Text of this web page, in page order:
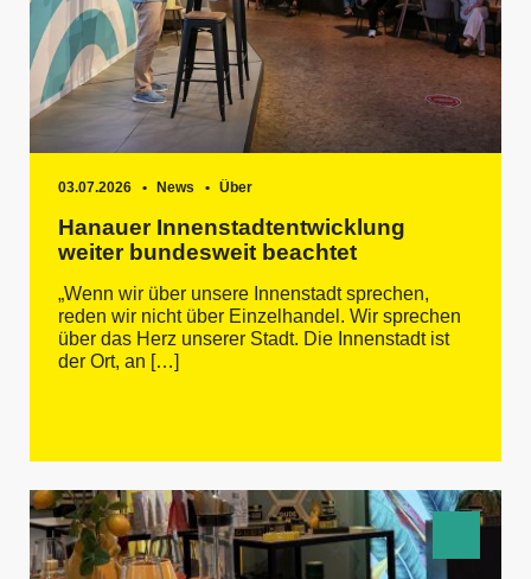
03.07.2026 News Über
Hanauer Innenstadtentwicklung
weiter bundesweit beachtet
„Wenn wir über unsere Innenstadt sprechen,
reden wir nicht über Einzelhandel. Wir sprechen
über das Herz unserer Stadt. Die Innenstadt ist
der Ort, an […]